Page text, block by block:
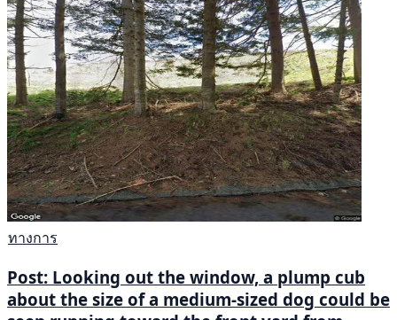
ทางการ
Post: Looking out the window, a plump cub
about the size of a medium-sized dog could be